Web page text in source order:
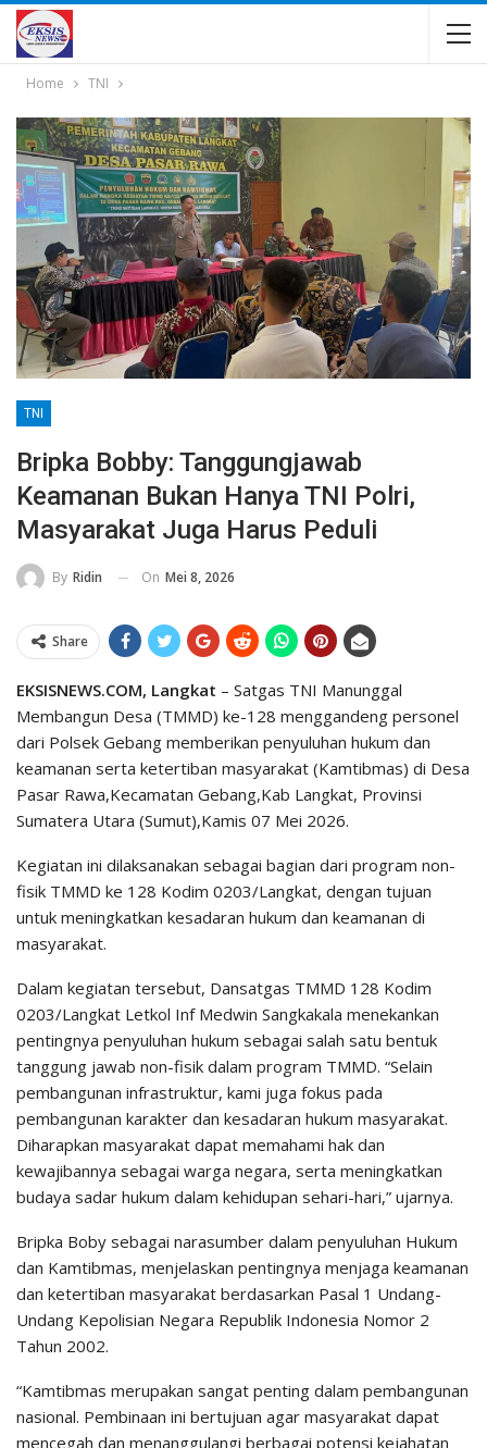
Home TNI
TNI
Bripka Bobby: Tanggungjawab
Keamanan Bukan Hanya TNI Polri,
Masyarakat Juga Harus Peduli
By Ridin On Mei 8, 2026
Share
EKSISNEWS.COM, Langkat – Satgas TNI Manunggal
Membangun Desa (TMMD) ke-128 menggandeng personel
dari Polsek Gebang memberikan penyuluhan hukum dan
keamanan serta ketertiban masyarakat (Kamtibmas) di Desa
Pasar Rawa,Kecamatan Gebang,Kab Langkat, Provinsi
Sumatera Utara (Sumut),Kamis 07 Mei 2026.
Kegiatan ini dilaksanakan sebagai bagian dari program non-
fisik TMMD ke 128 Kodim 0203/Langkat, dengan tujuan
untuk meningkatkan kesadaran hukum dan keamanan di
masyarakat.
Dalam kegiatan tersebut, Dansatgas TMMD 128 Kodim
0203/Langkat Letkol Inf Medwin Sangkakala menekankan
pentingnya penyuluhan hukum sebagai salah satu bentuk
tanggung jawab non-fisik dalam program TMMD. “Selain
pembangunan infrastruktur, kami juga fokus pada
pembangunan karakter dan kesadaran hukum masyarakat.
Diharapkan masyarakat dapat memahami hak dan
kewajibannya sebagai warga negara, serta meningkatkan
budaya sadar hukum dalam kehidupan sehari-hari,” ujarnya.
Bripka Boby sebagai narasumber dalam penyuluhan Hukum
dan Kamtibmas, menjelaskan pentingnya menjaga keamanan
dan ketertiban masyarakat berdasarkan Pasal 1 Undang-
Undang Kepolisian Negara Republik Indonesia Nomor 2
Tahun 2002.
“Kamtibmas merupakan sangat penting dalam pembangunan
nasional. Pembinaan ini bertujuan agar masyarakat dapat
mencegah dan menanggulangi berbagai potensi kejahatan